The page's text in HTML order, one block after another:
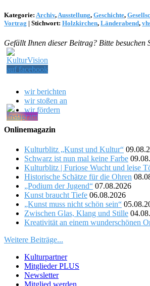
Kategorie: Archiv, Ausstellung, Geschichte,
Vortrag | Stichwort: Holzkirchen, Länderabend,
Gefällt Ihnen dieser Beitrag? Bitte besuchen
wir berichten
wir stoßen an
wir fördern
Onlinemagazin
Kulturblitz „Kunst und Kultur“
Schwarz ist nun mal keine Farbe
Kulturblitz | Furiose Wucht und leise
Historische Schätze für die Ohren
„Podium der Jugend“ 07.08.2026
Kunst braucht Tiefe 06.08.2026
„Kunst muss nicht schön sein“
Zwischen Glas, Klang und Stille
Kreativität an einem wunderschönen
Weitere Beiträge...
Kulturpartner
Mitglieder PLUS
Newsletter